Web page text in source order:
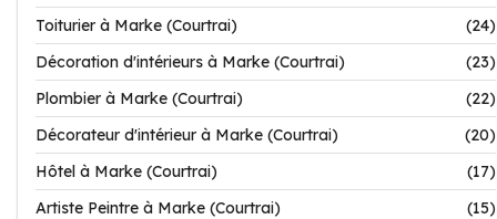
Toiturier à Marke (Courtrai)
(24)
Décoration d'intérieurs à Marke (Courtrai)
(23)
Plombier à Marke (Courtrai)
(22)
Décorateur d'intérieur à Marke (Courtrai)
(20)
Hôtel à Marke (Courtrai)
(17)
Artiste Peintre à Marke (Courtrai)
(15)